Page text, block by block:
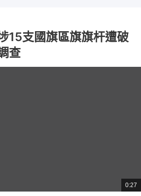
15支國旗區旗旗杆遭破
查
總
共
0:27